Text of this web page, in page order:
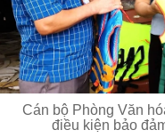
Cán bộ Phòng Văn
điều kiện bảo